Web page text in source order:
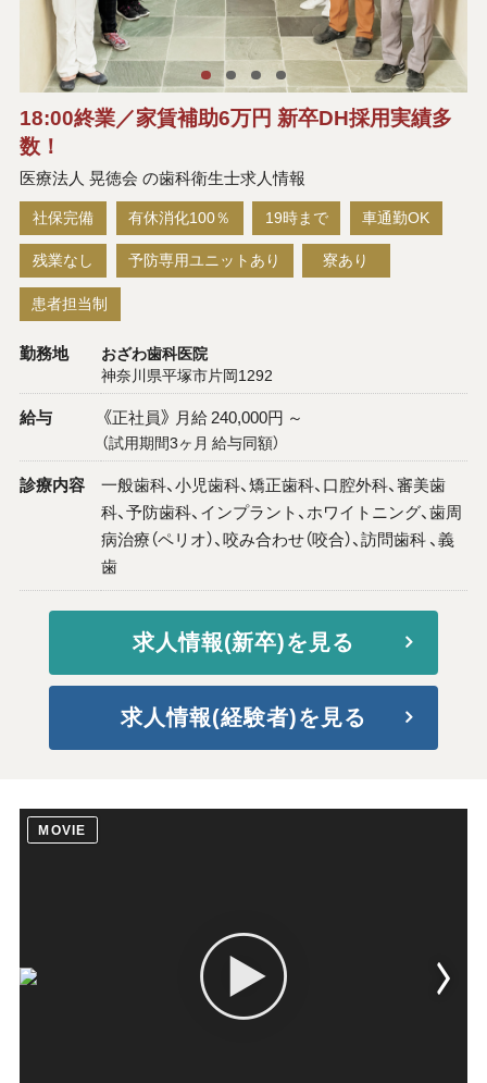
18:00終業／家賃補助6万円 新卒DH採用実績多
数！
医療法人 晃徳会 の歯科衛生士求人情報
社保完備 有休消化100％ 19時まで 車通勤OK
残業なし 予防専用ユニットあり 寮あり
患者担当制
勤務地 おざわ歯科医院
神奈川県平塚市片岡1292
給与 《正社員》 月給 240,000円 ～
（試用期間3ヶ月 給与同額）
診療内容
一般歯科、小児歯科、矯正歯科、口腔外科、審美歯
科、予防歯科、インプラント、ホワイトニング、歯周
病治療（ペリオ）、咬み合わせ（咬合）、訪問歯科 、義
歯
求人情報(新卒)を見る
求人情報(経験者)を見る
MOVIE